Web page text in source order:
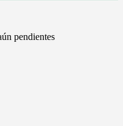
pendientes